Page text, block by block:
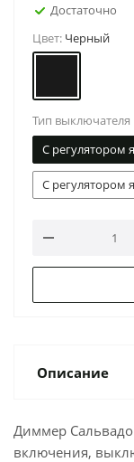
Достаточно
Цвет: Черный
Тип выключателя
С регулятором
С регулятором
Описание
Диммер
включения,